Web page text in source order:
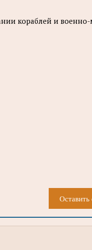
кораблей и
Оставить